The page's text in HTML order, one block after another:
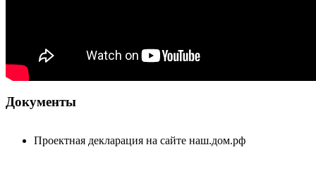
Документы
Проектная декларация на сайте наш.дом.рф